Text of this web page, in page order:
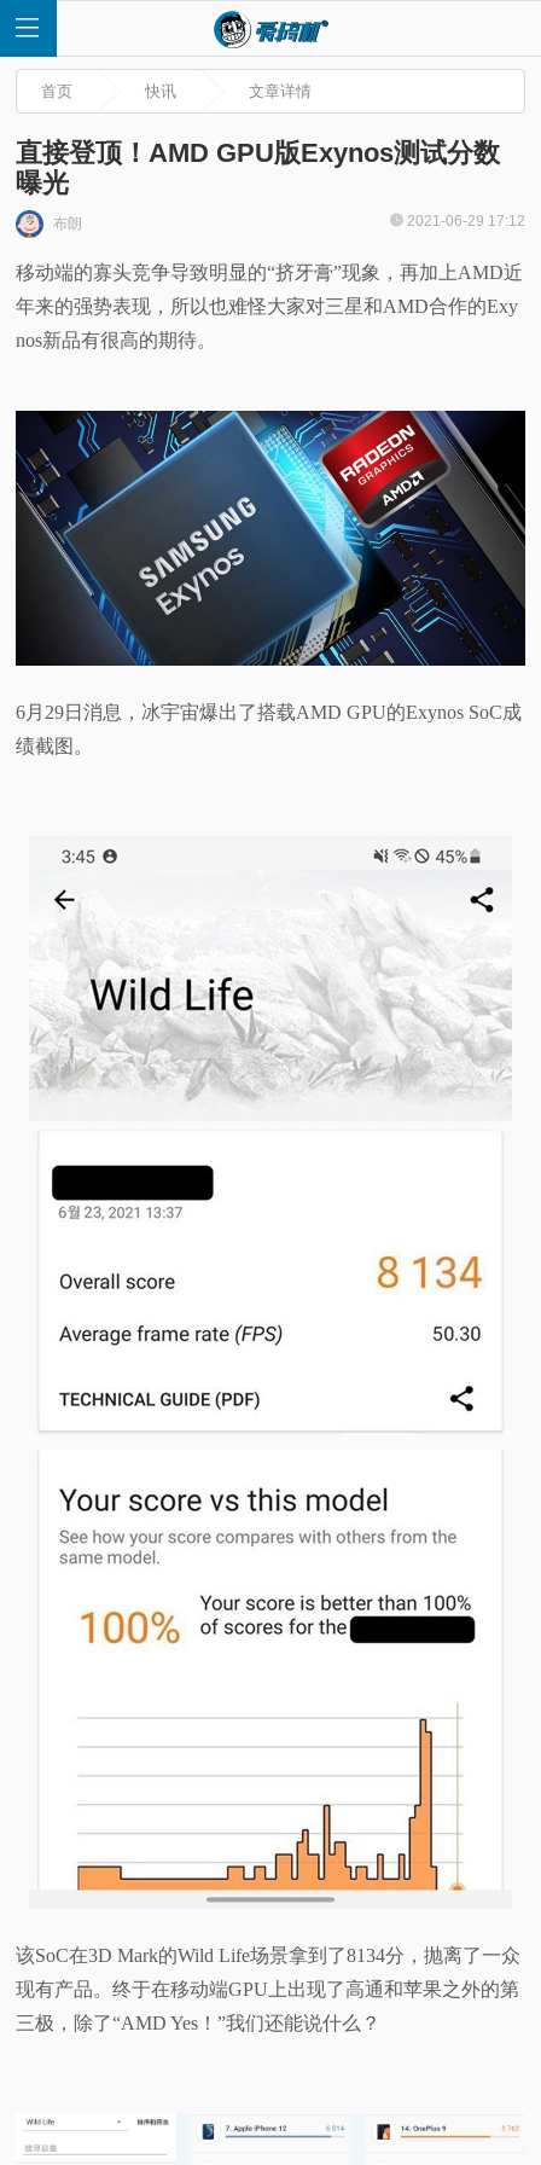
首
页
快
评
测
科
普
题
首页 快讯 文章详情
直接登顶！AMD GPU版Exynos测试分数
曝光
布朗 2021-06-29 17:12
移动端的寡头竞争导致明显的“挤牙膏”现象，再加上AMD近
年来的强势表现，所以也难怪大家对三星和AMD合作的Exy
nos新品有很高的期待。
6月29日消息，冰宇宙爆出了搭载AMD GPU的Exynos SoC成
绩截图。
该SoC在3D Mark的Wild Life场景拿到了8134分，抛离了一众
现有产品。终于在移动端GPU上出现了高通和苹果之外的第
三极，除了“AMD Yes！”我们还能说什么？